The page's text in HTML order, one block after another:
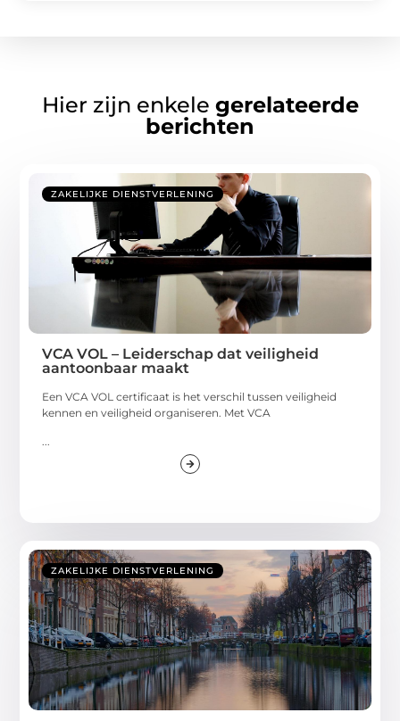
Hier zijn enkele gerelateerde
berichten
ZAKELIJKE DIENSTVERLENING
VCA VOL – Leiderschap dat veiligheid
aantoonbaar maakt
Een VCA VOL certificaat is het verschil tussen veiligheid
kennen en veiligheid organiseren. Met VCA
...
ZAKELIJKE DIENSTVERLENING